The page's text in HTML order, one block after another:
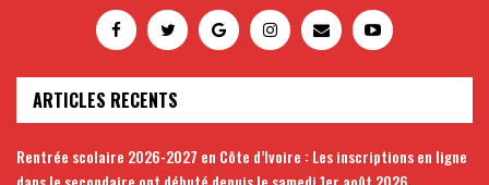
ARTICLES RECENTS
Rentrée scolaire 2026-2027 en Côte d’Ivoire : Les inscriptions en ligne